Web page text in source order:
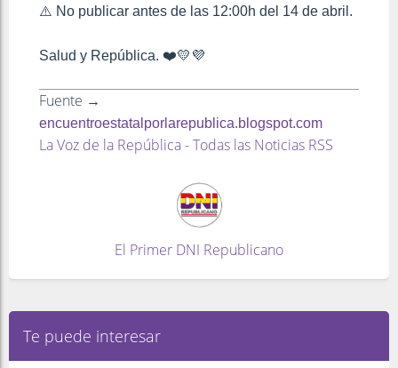
⚠️ No publicar antes de las 12:00h del 14 de abril.
Salud y República. ❤️💛💜
Fuente →
encuentroestatalporlarepublica.blogspot.com
La Voz de la República - Todas las Noticias RSS
El Primer DNI Republicano
Te puede interesar